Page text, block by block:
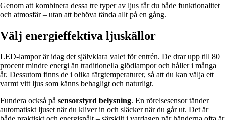
Genom att kombinera dessa tre typer av ljus får du både funktionalitet
och atmosfär – utan att behöva tända allt på en gång.
Välj energieffektiva ljuskällor
LED-lampor är idag det självklara valet för entrén. De drar upp till 80
procent mindre energi än traditionella glödlampor och håller i många
år. Dessutom finns de i olika färgtemperaturer, så att du kan välja ett
varmt vitt ljus som känns behagligt och naturligt.
Fundera också på sensorstyrd belysning. En rörelsesensor tänder
automatiskt ljuset när du kliver in och släcker när du går ut. Det är